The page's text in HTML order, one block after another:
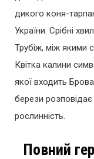
дикого коня-
України. Срібні
Трубіж, між якими
Квітка калини
якої входить
берези
рослинність.
Повний